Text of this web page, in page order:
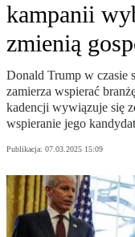
kampanii
zmienią
Donald Trump w czasie
zamierza wspierać
kadencji wywiązuje się
wspieranie jego
Publikacja: 07.03.2025 15:09